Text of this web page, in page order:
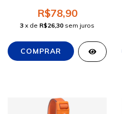
R$78,90
3 x de R$26,30 sem juros